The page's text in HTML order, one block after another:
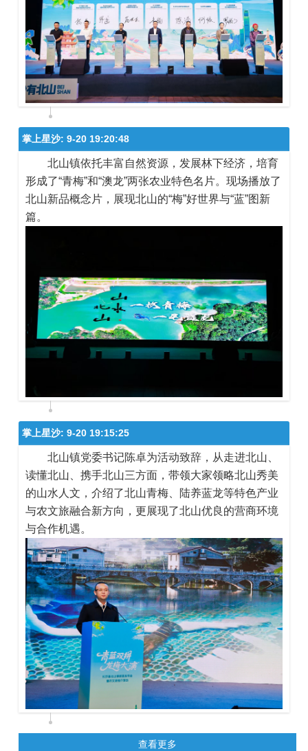
掌上星沙: 9-20 19:20:48
北山镇依托丰富自然资源，发展林下经济，培育
形成了“青梅”和“澳龙”两张农业特色名片。现场播放了
北山新品概念片，展现北山的“梅”好世界与“蓝”图新
篇。
掌上星沙: 9-20 19:15:25
北山镇党委书记陈卓为活动致辞，从走进北山、
读懂北山、携手北山三方面，带领大家领略北山秀美
的山水人文，介绍了北山青梅、陆养蓝龙等特色产业
与农文旅融合新方向，更展现了北山优良的营商环境
与合作机遇。
查看更多